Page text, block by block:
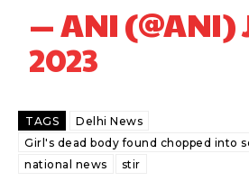
— ANI (@ANI)
2023
TAGS
Delhi News
Girl's dead body found chopped into
national news
stir